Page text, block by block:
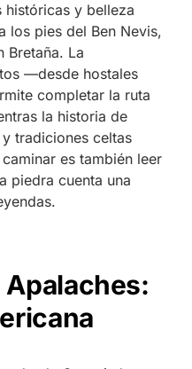
históricas y belleza
los pies del Ben Nevis,
Bretaña. La
—desde hostales
completar la ruta
la historia de
tradiciones celtas
es también leer
piedra cuenta una
Apalaches: